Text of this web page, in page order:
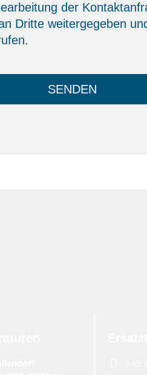
der
Dritte weitergegeben
SENDEN